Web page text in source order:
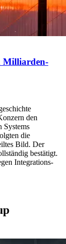
Milliarden-
den
Systems
die
Bild. Der
bestätigt.
Integrations-